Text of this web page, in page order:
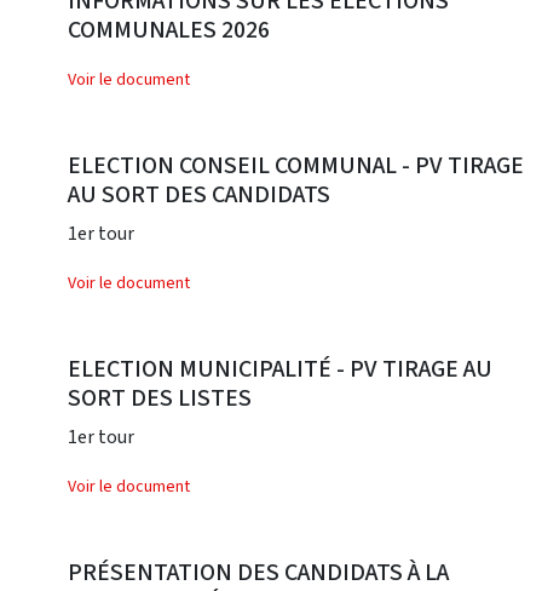
COMMUNALES 2026
Voir le document
ELECTION CONSEIL COMMUNAL - PV TIRAGE
AU SORT DES CANDIDATS
1er tour
Voir le document
ELECTION MUNICIPALITÉ - PV TIRAGE AU
SORT DES LISTES
1er tour
Voir le document
PRÉSENTATION DES CANDIDATS À LA